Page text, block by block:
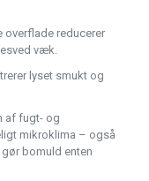
overflade reducerer
væk.
lyset smukt og
af fugt- og
mikroklima – også
bomuld enten